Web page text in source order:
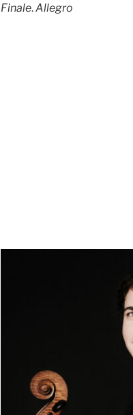
Finale.Allegro